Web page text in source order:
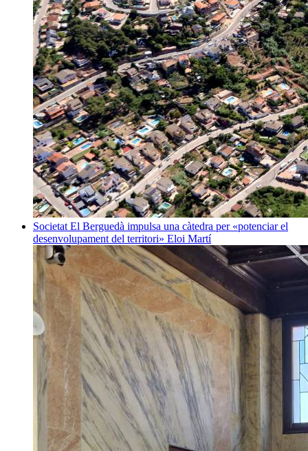
Societat El Berguedà impulsa una càtedra per «potenciar el
desenvolupament del territori» Eloi Martí